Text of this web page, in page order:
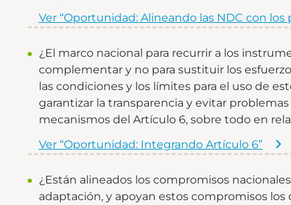
Ver “Oportunidad: Alineando las NDC con los
¿El marco nacional para recurrir a los
complementar y no para sustituir los
las condiciones y los límites para el uso de
garantizar la transparencia y evitar
mecanismos del Artículo 6, sobre todo en
Ver “Oportunidad: Integrando Artículo 6”
¿Están alineados los compromisos
adaptación, y apoyan estos compromisos